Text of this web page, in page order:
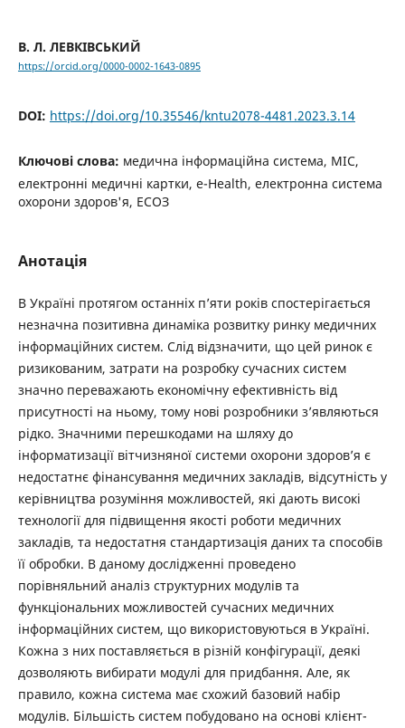
В. Л. ЛЕВКІВСЬКИЙ
https://orcid.org/0000-0002-1643-0895
DOI: https://doi.org/10.35546/kntu2078-4481.2023.3.14
Ключові слова: медична інформаційна система, МІС,
електронні медичні картки, e-Health, електронна система
охорони здоров'я, ЕСОЗ
Анотація
В Україні протягом останніх п’яти років спостерігається
незначна позитивна динаміка розвитку ринку медичних
інформаційних систем. Слід відзначити, що цей ринок є
ризикованим, затрати на розробку сучасних систем
значно переважають економічну ефективність від
присутності на ньому, тому нові розробники з’являються
рідко. Значними перешкодами на шляху до
інформатизації вітчизняної системи охорони здоров’я є
недостатнє фінансування медичних закладів, відсутність у
керівництва розуміння можливостей, які дають високі
технології для підвищення якості роботи медичних
закладів, та недостатня стандартизація даних та способів
її обробки. В даному дослідженні проведено
порівняльний аналіз структурних модулів та
функціональних можливостей сучасних медичних
інформаційних систем, що використовуються в Україні.
Кожна з них поставляється в різній конфігурації, деякі
дозволяють вибирати модулі для придбання. Але, як
правило, кожна система має схожий базовий набір
модулів. Більшість систем побудовано на основі клієнт-